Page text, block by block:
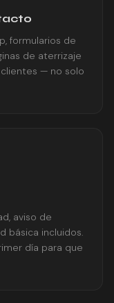
formularios de
de aterrizaje
— no solo
aviso de
básica incluidos.
día para que